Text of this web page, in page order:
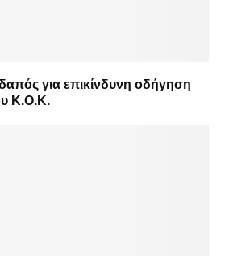
για επικίνδυνη οδήγηση
Κ.Ο.Κ.